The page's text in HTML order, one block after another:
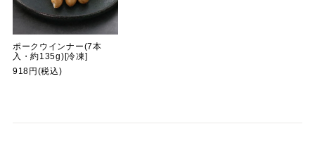
ポークウインナー(7本
入・約135g)[冷凍]
918円(税込)